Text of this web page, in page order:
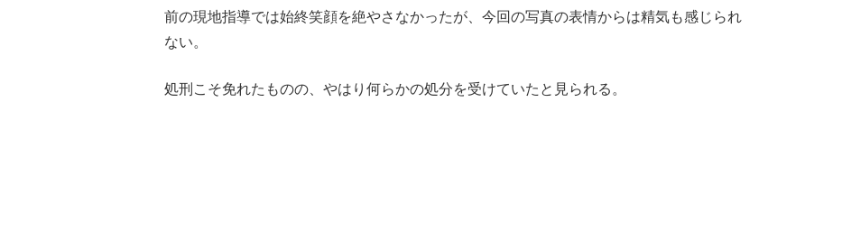
前の現地指導では始終笑顔を絶やさなかったが、今回の写真の表情からは精気も感じられ
ない。
処刑こそ免れたものの、やはり何らかの処分を受けていたと見られる。